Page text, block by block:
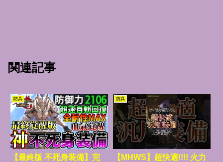
関連記事
防具
【最終版 不死身装備】完
防具
【MHWS】超快適!!!! 火力